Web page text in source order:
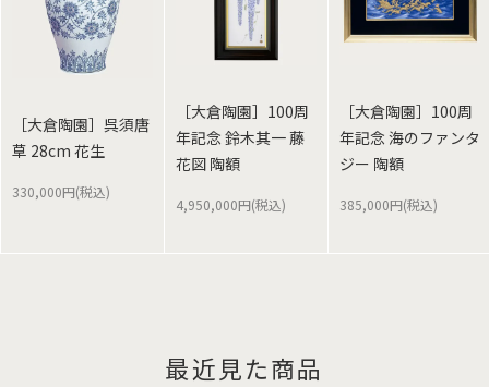
［大倉陶園］呉須唐
草 28cm 花生
330,000円(税込)
［大倉陶園］100周
年記念 鈴木其一 藤
花図 陶額
4,950,000円(税込)
［大倉陶園］100周
年記念 海のファンタ
ジー 陶額
385,000円(税込)
最近見た商品